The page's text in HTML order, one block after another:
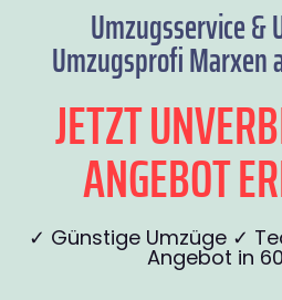
Umzugsservice &
Umzugsprofi Marxen
JETZT
ANGEBOT
✓ Günstige Umzüge ✓
Angebot in